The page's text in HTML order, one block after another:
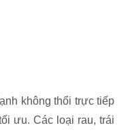
không thổi trực tiếp
ưu. Các loại rau, trái